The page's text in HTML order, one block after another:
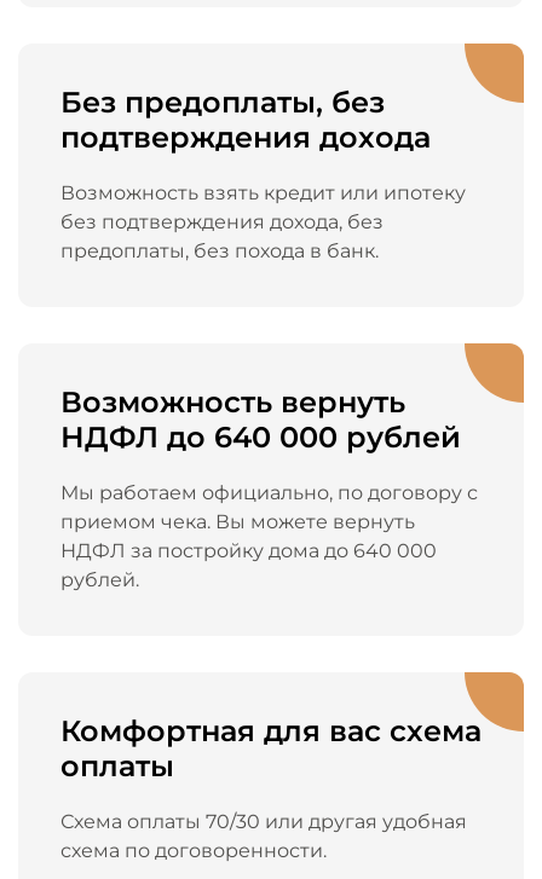
Без предоплаты, без
подтверждения дохода
Возможность взять кредит или ипотеку
без подтверждения дохода, без
предоплаты, без похода в банк.
Возможность вернуть
НДФЛ до 640 000 рублей
Мы работаем официально, по договору с
приемом чека. Вы можете вернуть
НДФЛ за постройку дома до 640 000
рублей.
Комфортная для вас схема
оплаты
Схема оплаты 70/30 или другая удобная
схема по договоренности.